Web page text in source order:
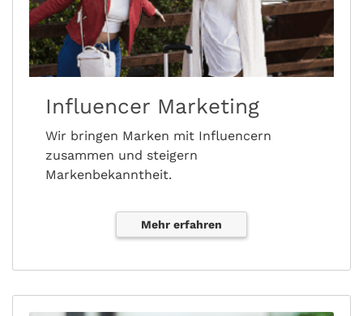
Influencer Marketing
Wir bringen Marken mit Influencern
zusammen und steigern
Markenbekanntheit.
Mehr erfahren